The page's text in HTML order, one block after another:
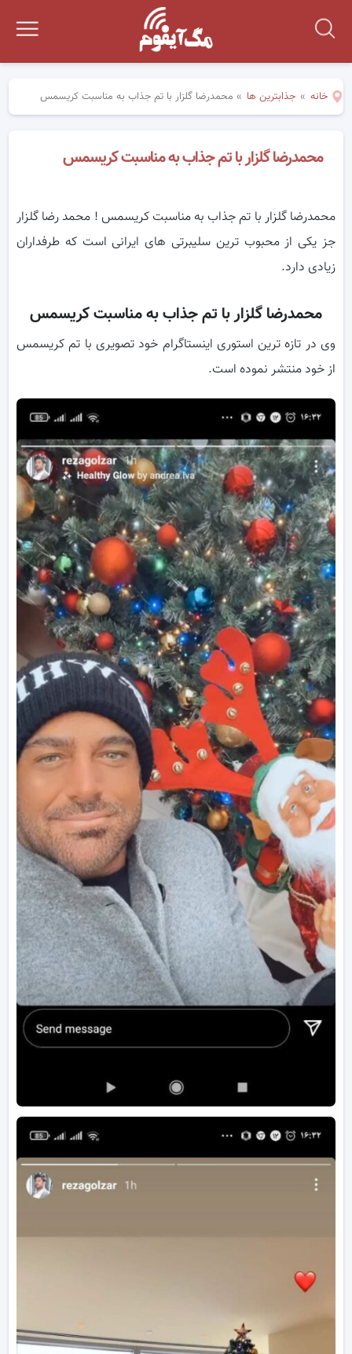
خانه » جذابترین ها » محمدرضا گلزار با تم جذاب به مناسبت کریسمس
محمدرضا گلزار با تم جذاب به مناسبت کریسمس
محمدرضا گلزار با تم جذاب به مناسبت کریسمس ! محمد رضا گلزار
جز یکی از محبوب ترین سلیبرتی های ایرانی است که طرفداران
زیادی دارد.
محمدرضا گلزار با تم جذاب به مناسبت کریسمس
وی در تازه ترین استوری اینستاگرام خود تصویری با تم کریسمس
از خود منتشر نموده است.